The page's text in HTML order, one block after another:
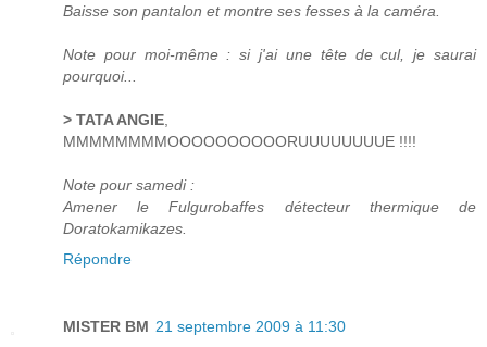
Baisse son pantalon et montre ses fesses à la caméra.
Note pour moi-même : si j'ai une tête de cul, je saurai
pourquoi...
> TATA ANGIE
MMMMMMMMOOOOOOOOOORUUUUUUUUE !!!!
Note pour samedi :
Amener le Fulgurobaffes détecteur thermique de
Doratokamikazes.
Répondre
MISTER BM 21 septembre 2009 à 11:30